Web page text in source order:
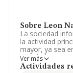
Sobre Leon
La sociedad
la actividad
mayor, ya sea
o ambulantes, o
telefónica,
Ver más
Actividades